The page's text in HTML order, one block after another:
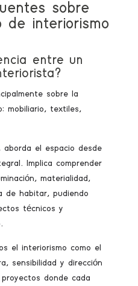
sobre
de interiorismo
entre un
sobre la
mobiliario, textiles,
aborda el espacio desde
Implica comprender
materialidad,
de habitar, pudiendo
técnicos y
el interiorismo como el
sensibilidad y dirección
donde cada